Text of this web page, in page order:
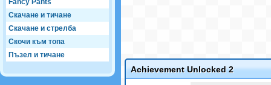
Fancy Pants
Скачане и тичане
Скачане и стрелба
Скочи към топа
Пъзел и тичане
Achievement Unlocked 2